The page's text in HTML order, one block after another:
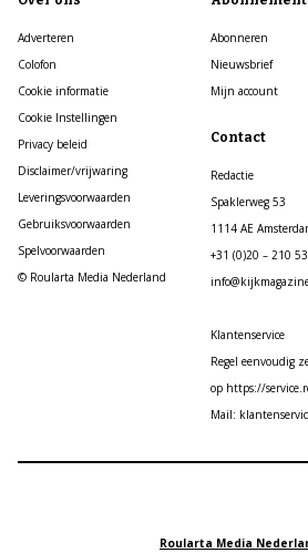
Adverteren
Colofon
Cookie informatie
Cookie Instellingen
Privacy beleid
Disclaimer/vrijwaring
Leveringsvoorwaarden
Gebruiksvoorwaarden
Spelvoorwaarden
© Roularta Media Nederland
Abonneren
Nieuwsbrief
Mijn account
Contact
Redactie
Spaklerweg 53
1114 AE
+31 (0)20 – 210
Klantenservice
Regel eenvoudig
op https://
Mail:
Roularta Media